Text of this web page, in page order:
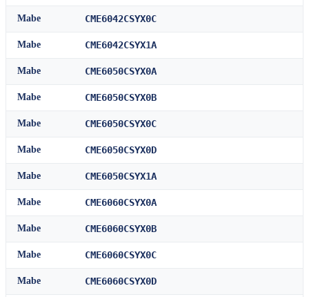
Mabe CME6042CSYX0C
Mabe CME6042CSYX1A
Mabe CME6050CSYX0A
Mabe CME6050CSYX0B
Mabe CME6050CSYX0C
Mabe CME6050CSYX0D
Mabe CME6050CSYX1A
Mabe CME6060CSYX0A
Mabe CME6060CSYX0B
Mabe CME6060CSYX0C
Mabe CME6060CSYX0D